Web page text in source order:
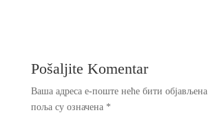
Pošaljite Komentar
Ваша адреса е-поште неће бити објављена.
поља су означена *